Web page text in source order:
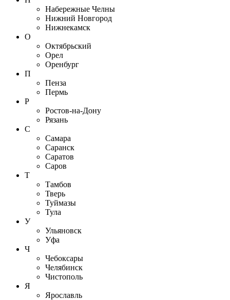
Набережные Челны
Нижний Новгород
Нижнекамск
О
Октябрьский
Орел
Оренбург
П
Пенза
Пермь
Р
Ростов-на-Дону
Рязань
С
Самара
Саранск
Саратов
Саров
Т
Тамбов
Тверь
Туймазы
Тула
У
Ульяновск
Уфа
Ч
Чебоксары
Челябинск
Чистополь
Я
Ярославль